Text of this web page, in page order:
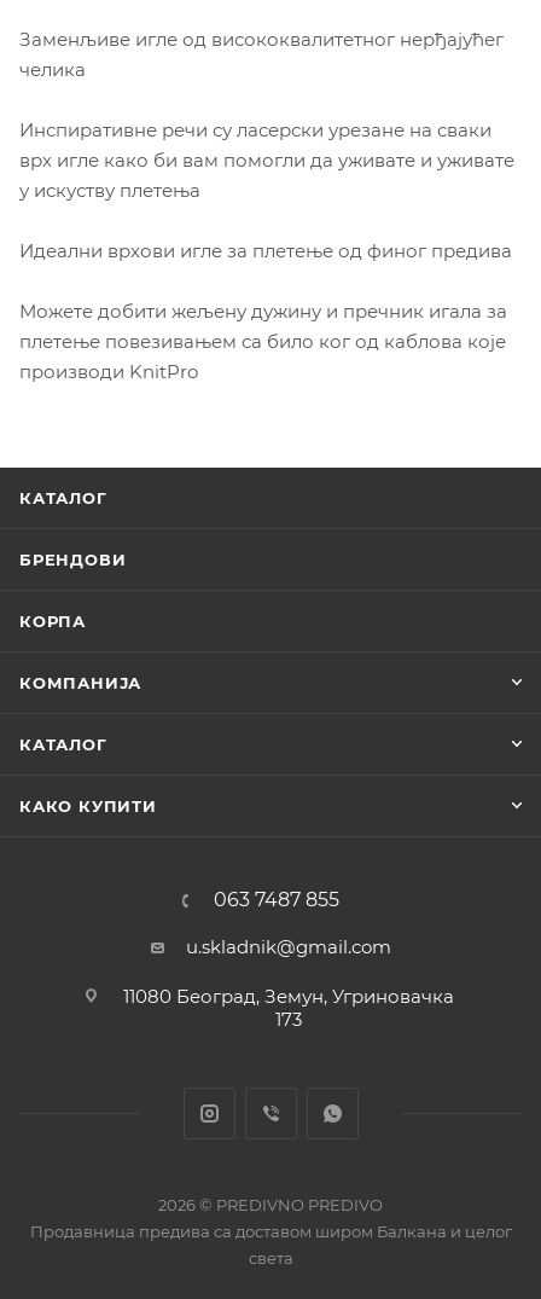
Заменљиве игле од висококвалитетног нерђајућег
челика
Инспиративне речи су ласерски урезане на сваки
врх игле како би вам помогли да уживате и уживате
у искуству плетења
Идеални врхови игле за плетење од финог предива
Можете добити жељену дужину и пречник игала за
плетење повезивањем са било ког од каблова које
производи KnitPro
КАТАЛОГ
БРЕНДОВИ
КОРПА
КОМПАНИЈА
КАТАЛОГ
КАКО КУПИТИ
063 7487 855
u.skladnik@gmail.com
11080 Београд, Земун, Угриновачка
173
2026 © PREDIVNO PREDIVO
Продавница предива са доставом широм Балкана и целог
света